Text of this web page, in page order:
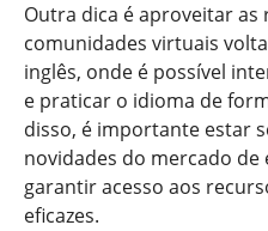
Outra dica é aproveitar as
comunidades virtuais
inglês, onde é possível
e praticar o idioma de
disso, é importante estar
novidades do mercado de
garantir acesso aos
eficazes.